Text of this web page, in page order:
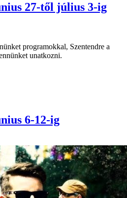
27-től július 3-ig
programokkal, Szentendre a
unatkozni.
6-12-ig